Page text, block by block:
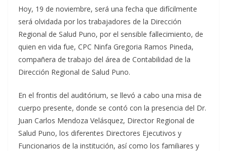
Hoy, 19 de noviembre, será una fecha que difícilmente
será olvidada por los trabajadores de la Dirección
Regional de Salud Puno, por el sensible fallecimiento, de
quien en vida fue, CPC Ninfa Gregoria Ramos Pineda,
compañera de trabajo del área de Contabilidad de la
Dirección Regional de Salud Puno.
En el frontis del auditórium, se llevó a cabo una misa de
cuerpo presente, donde se contó con la presencia del Dr.
Juan Carlos Mendoza Velásquez, Director Regional de
Salud Puno, los diferentes Directores Ejecutivos y
Funcionarios de la institución, así como los familiares y